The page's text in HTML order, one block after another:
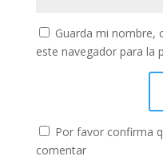
Guarda mi nombre,
este navegador para la
Por favor confirma
comentar